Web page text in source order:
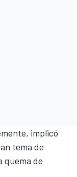
implicó
tema de
quema de